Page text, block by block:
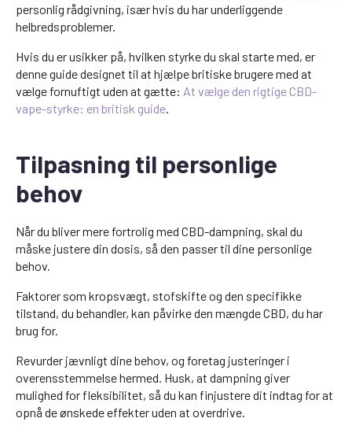
personlig rådgivning, især hvis du har underliggende
helbredsproblemer.
Hvis du er usikker på, hvilken styrke du skal starte med, er
denne guide designet til at hjælpe britiske brugere med at
vælge fornuftigt uden at gætte: At vælge den rigtige CBD-
vape-styrke: en britisk guide.
Tilpasning til personlige
behov
Når du bliver mere fortrolig med CBD-dampning, skal du
måske justere din dosis, så den passer til dine personlige
behov.
Faktorer som kropsvægt, stofskifte og den specifikke
tilstand, du behandler, kan påvirke den mængde CBD, du har
brug for.
Revurder jævnligt dine behov, og foretag justeringer i
overensstemmelse hermed. Husk, at dampning giver
mulighed for fleksibilitet, så du kan finjustere dit indtag for at
opnå de ønskede effekter uden at overdrive.